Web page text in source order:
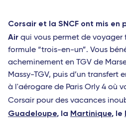
Corsair et la SNCF ont mis en
Air qui vous permet de
formule “trois-en-un”. Vous
acheminement en TGV de
Massy-TGV, puis d’un transfert
à l'aérogare de Paris Orly 4 où
Corsair pour des vacances
Guadeloupe, la Martinique, le